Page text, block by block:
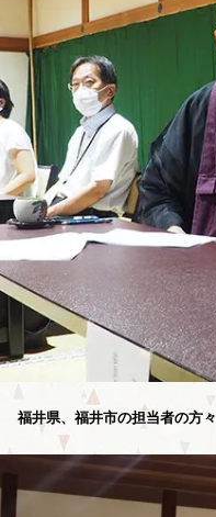
福井県、福井市の担当者の方々